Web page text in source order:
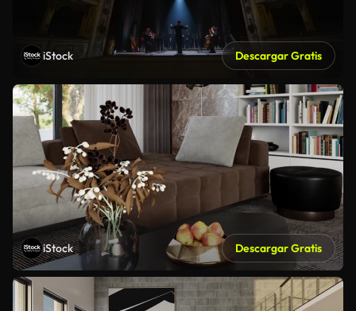
iStock Descargar Gratis
iStock Descargar Gratis